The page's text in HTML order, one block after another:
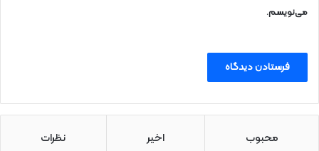
می‌نویسم.
محبوب اخیر نظرات